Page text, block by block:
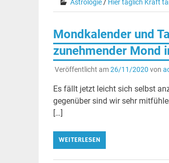
Astrologie/ Hier täglich Kraft
Mondkalender und
zunehmender Mond
Veröffentlicht am26/11/2020 von
Es fällt jetzt leicht sich selbst
gegenüber sind wir sehr
[…]
WEITERLESEN